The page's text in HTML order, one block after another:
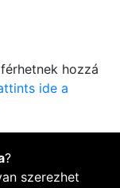
hozzá
ide a
?
szerezhet